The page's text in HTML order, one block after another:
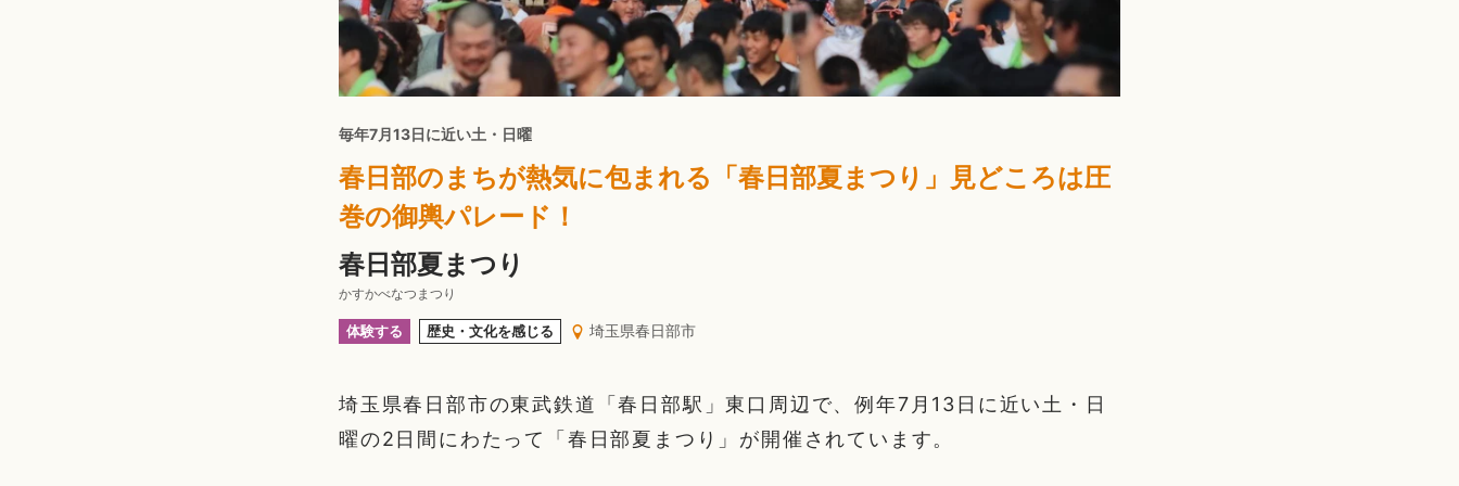
毎年7月13日に近い土・日曜
春日部のまちが熱気に包まれる「春日部夏まつり」見どころは圧
巻の御輿パレード！
春日部夏まつり
かすかべなつまつり
体験する 歴史・文化を感じる 埼玉県春日部市
埼玉県春日部市の東武鉄道「春日部駅」東口周辺で、例年7月13日に近い土・日
曜の2日間にわたって「春日部夏まつり」が開催されています。